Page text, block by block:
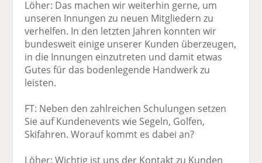
Löher: Das machen wir weiterhin gerne, um
unseren Innungen zu neuen Mitgliedern zu
verhelfen. In den letzten Jahren konnten wir
bundesweit einige unserer Kunden überzeugen,
in die Innungen einzutreten und damit etwas
Gutes für das bodenlegende Handwerk zu
leisten.
FT: Neben den zahlreichen Schulungen setzen
Sie auf Kundenevents wie Segeln, Golfen,
Skifahren. Worauf kommt es dabei an?
Löher: Wichtig ist uns der Kontakt zu Kunden